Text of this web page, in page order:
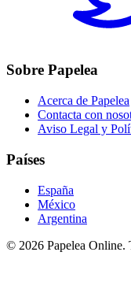
Sobre Papelea
Acerca de Papelea
Contacta con
Aviso Legal y
Países
España
México
Argentina
© 2026 Papelea Online.